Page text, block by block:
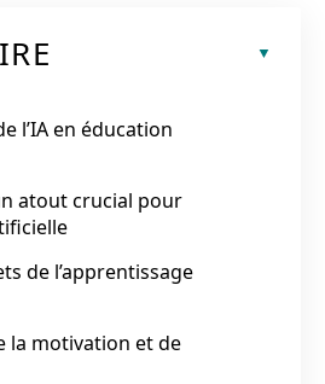
l’IA en éducation
atout crucial pour
de l’apprentissage
la motivation et de